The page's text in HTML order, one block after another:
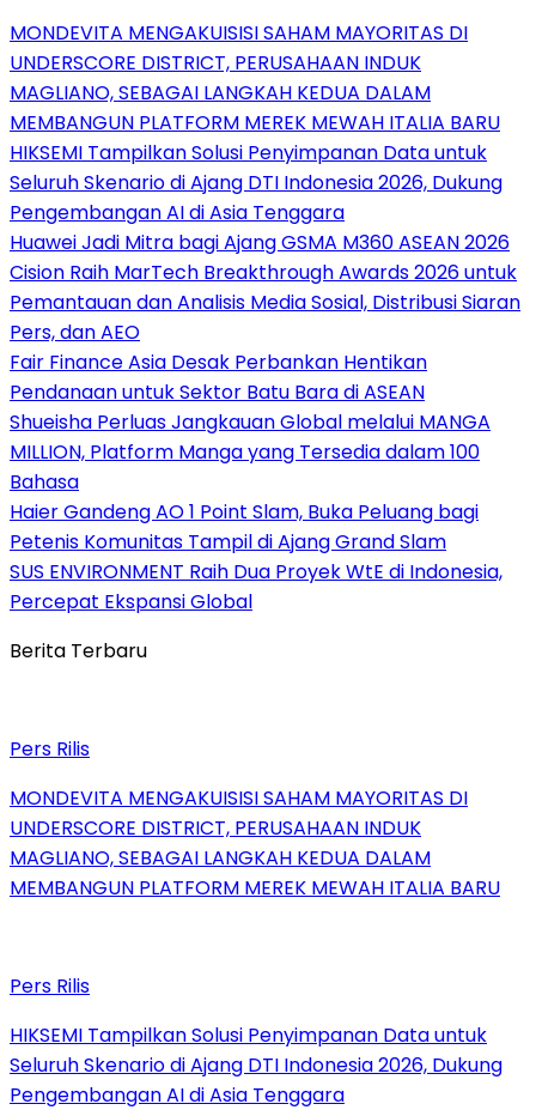
MONDEVITA MENGAKUISISI SAHAM MAYORITAS DI
UNDERSCORE DISTRICT, PERUSAHAAN INDUK
MAGLIANO, SEBAGAI LANGKAH KEDUA DALAM
MEMBANGUN PLATFORM MEREK MEWAH ITALIA BARU
HIKSEMI Tampilkan Solusi Penyimpanan Data untuk
Seluruh Skenario di Ajang DTI Indonesia 2026, Dukung
Pengembangan AI di Asia Tenggara
Huawei Jadi Mitra bagi Ajang GSMA M360 ASEAN 2026
Cision Raih MarTech Breakthrough Awards 2026 untuk
Pemantauan dan Analisis Media Sosial, Distribusi Siaran
Pers, dan AEO
Fair Finance Asia Desak Perbankan Hentikan
Pendanaan untuk Sektor Batu Bara di ASEAN
Shueisha Perluas Jangkauan Global melalui MANGA
MILLION, Platform Manga yang Tersedia dalam 100
Bahasa
Haier Gandeng AO 1 Point Slam, Buka Peluang bagi
Petenis Komunitas Tampil di Ajang Grand Slam
SUS ENVIRONMENT Raih Dua Proyek WtE di Indonesia,
Percepat Ekspansi Global
Berita Terbaru
Pers Rilis
MONDEVITA MENGAKUISISI SAHAM MAYORITAS DI
UNDERSCORE DISTRICT, PERUSAHAAN INDUK
MAGLIANO, SEBAGAI LANGKAH KEDUA DALAM
MEMBANGUN PLATFORM MEREK MEWAH ITALIA BARU
Pers Rilis
HIKSEMI Tampilkan Solusi Penyimpanan Data untuk
Seluruh Skenario di Ajang DTI Indonesia 2026, Dukung
Pengembangan AI di Asia Tenggara